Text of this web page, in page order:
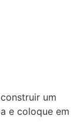
um
e coloque em